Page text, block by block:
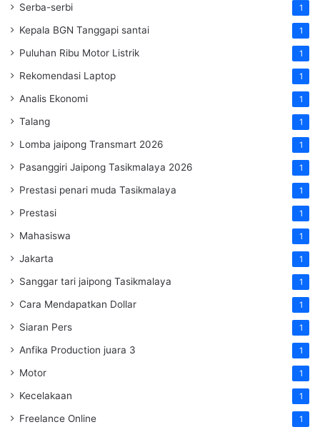
Serba-serbi 1
Kepala BGN Tanggapi santai 1
Puluhan Ribu Motor Listrik 1
Rekomendasi Laptop 1
Analis Ekonomi 1
Talang 1
Lomba jaipong Transmart 2026 1
Pasanggiri Jaipong Tasikmalaya 2026 1
Prestasi penari muda Tasikmalaya 1
Prestasi 1
Mahasiswa 1
Jakarta 1
Sanggar tari jaipong Tasikmalaya 1
Cara Mendapatkan Dollar 1
Siaran Pers 1
Anfika Production juara 3 1
Motor 1
Kecelakaan 1
Freelance Online 1